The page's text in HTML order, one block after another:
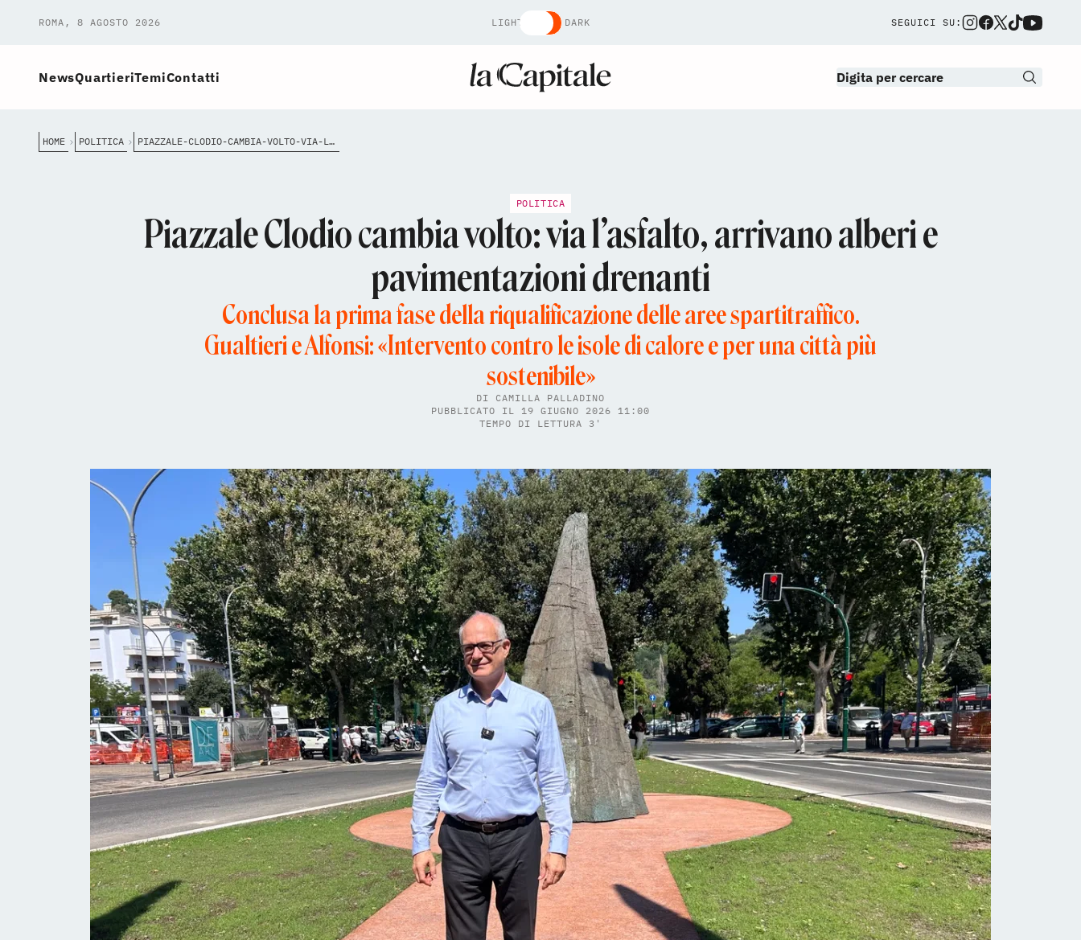
ROMA, 8 AGOSTO 2026 LIGHT DARK SEGUICI SU:
NewsQuartieriTemiContatti
HOME POLITICA PIAZZALE-CLODIO-CAMBIA-VOLTO-VIA-LASFALTO-ARRIVANO-ALBERI-E-PAVIMENTAZIONI-DRENANTI
POLITICA
Piazzale Clodio cambia volto: via l’asfalto, arrivano alberi e
pavimentazioni drenanti
Conclusa la prima fase della riqualificazione delle aree spartitraffico.
Gualtieri e Alfonsi: «Intervento contro le isole di calore e per una città più
sostenibile»
DI CAMILLA PALLADINO
PUBBLICATO IL 19 GIUGNO 2026 11:00
TEMPO DI LETTURA 3'